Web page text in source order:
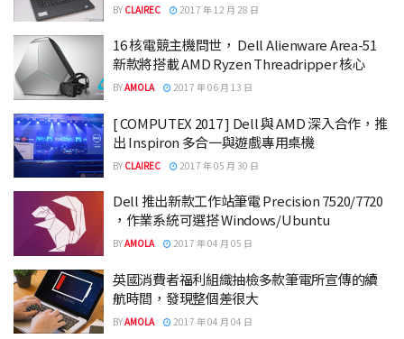
BY CLAIREC 2017 年 12 月 28 日
16 核電競主機問世， Dell Alienware Area-51
新款將搭載 AMD Ryzen Threadripper 核心
BYAMOLA 2017 年 06 月 13 日
[ COMPUTEX 2017 ] Dell 與 AMD 深入合作，推
出 Inspiron 多合一與遊戲專用桌機
BY CLAIREC 2017 年 05 月 30 日
Dell 推出新款工作站筆電 Precision 7520/7720
，作業系統可選搭 Windows/Ubuntu
BYAMOLA 2017 年 04 月 05 日
英國消費者福利組織抽檢多款筆電所宣傳的續
航時間，發現整個差很大
BYAMOLA 2017 年 04 月 04 日